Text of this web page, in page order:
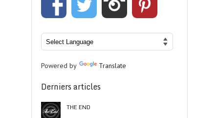
Powered by Translate
Derniers articles
THE END